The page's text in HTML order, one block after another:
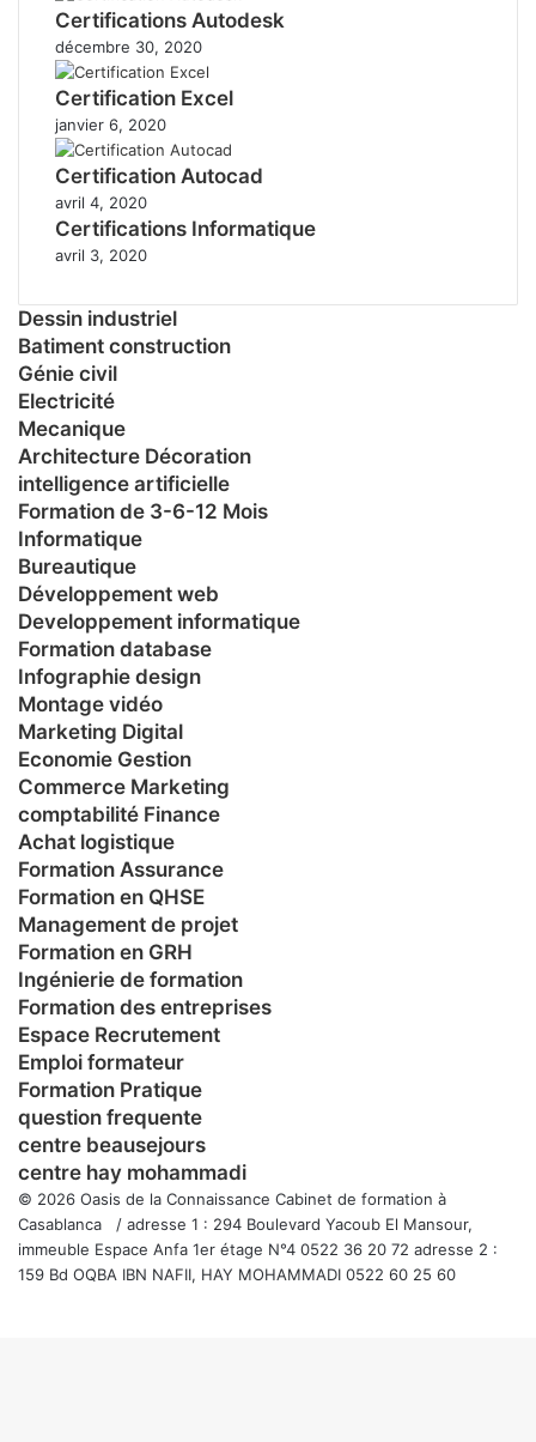
Certifications Autodesk
décembre 30, 2020
Certification Excel
janvier 6, 2020
Certification Autocad
avril 4, 2020
Certifications Informatique
avril 3, 2020
Dessin industriel
Batiment construction
Génie civil
Electricité
Mecanique
Architecture Décoration
intelligence artificielle
Formation de 3-6-12 Mois
Informatique
Bureautique
Développement web
Developpement informatique
Formation database
Infographie design
Montage vidéo
Marketing Digital
Economie Gestion
Commerce Marketing
comptabilité Finance
Achat logistique
Formation Assurance
Formation en QHSE
Management de projet
Formation en GRH
Ingénierie de formation
Formation des entreprises
Espace Recrutement
Emploi formateur
Formation Pratique
question frequente
centre beausejours
centre hay mohammadi
© 2026 Oasis de la Connaissance Cabinet de formation à
Casablanca / adresse 1 : 294 Boulevard Yacoub El Mansour,
immeuble Espace Anfa 1er étage N°4 0522 36 20 72 adresse 2 :
159 Bd OQBA IBN NAFII, HAY MOHAMMADI 0522 60 25 60